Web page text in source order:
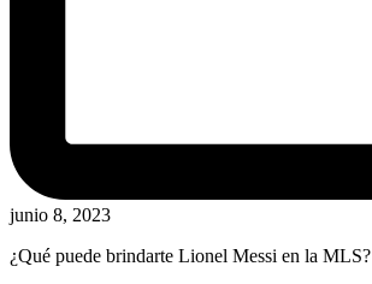
junio 8, 2023
¿Qué puede brindarte Lionel Messi en la MLS?